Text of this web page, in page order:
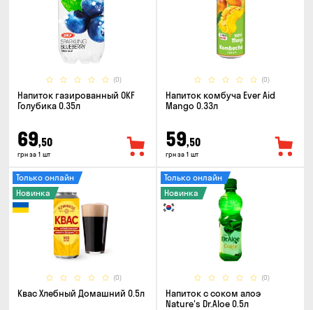
(0)
Напиток газированный OKF
Голубика 0.35л
69,50
грн за 1 шт
(0)
Напиток комбуча Ever Aid
Mango 0.33л
59,50
грн за 1 шт
(0)
Только онлайн
Новинка
Квас Хлебный Домашний 0.5л
(0)
Только онлайн
Новинка
Напиток с соком алоэ
Nature's Dr.Aloe 0.5л